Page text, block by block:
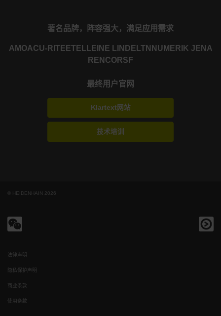
著名品牌，阵容强大，满足应用需求
AMOACU-RITE ETEL LEINE LINDE LTN NUMERIK JENA
RENCORSF
最终用户官网
Klartext网站
技术培训
© HEIDENHAIN 2026
法律声明
隐私保护声明
商业条款
使用条款